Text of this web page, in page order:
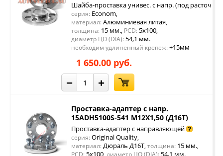
Шайба-проставка унивес. с напр. (под расточку
серия: Econom,
материал: Алюминиевая литая,
толщина: 15 мм., PCD: 5x100,
диаметр ЦО (DIA): 54,1 мм.
необходим удлиненный крепеж: +15мм
1 650.00 руб.
− +
Проставка-адаптер с напр.
15ADH5100S-541 M12X1,50 (Д16Т)
Проставка-адаптер с направляющей
серия: Original Quality,
материал: Дюраль Д16Т, толщина: 15 мм.,
PCD: 5x100, диаметр ЦО (DIA): 54,1 мм.